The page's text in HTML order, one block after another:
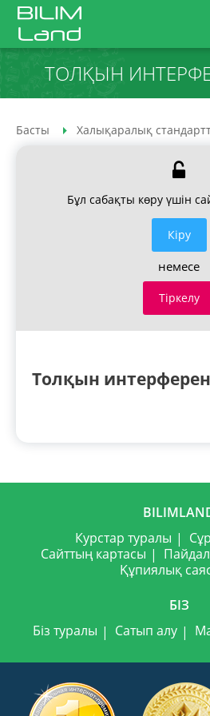
ТОЛҚЫН
Басты Халықаралық
Бұл сабақты көру үшін
Кiру
немесе
Тіркелу
Толқын
Курстар туралы
Сайттың картасы
Құпиялық
БІЗ
Біз туралы
Сатып алу